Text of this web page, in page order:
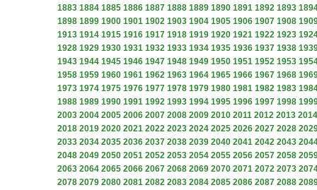
1883 1884 1885 1886 1887 1888 1889 1890 1891 1892 1893
1898 1899 1900 1901 1902 1903 1904 1905 1906 1907 1908
1913 1914 1915 1916 1917 1918 1919 1920 1921 1922 1923
1928 1929 1930 1931 1932 1933 1934 1935 1936 1937 1938
1943 1944 1945 1946 1947 1948 1949 1950 1951 1952 1953
1958 1959 1960 1961 1962 1963 1964 1965 1966 1967 1968
1973 1974 1975 1976 1977 1978 1979 1980 1981 1982 1983
1988 1989 1990 1991 1992 1993 1994 1995 1996 1997 1998
2003 2004 2005 2006 2007 2008 2009 2010 2011 2012 2013 2014
2018 2019 2020 2021 2022 2023 2024 2025 2026 2027 2028
2033 2034 2035 2036 2037 2038 2039 2040 2041 2042 2043
2048 2049 2050 2051 2052 2053 2054 2055 2056 2057 2058
2063 2064 2065 2066 2067 2068 2069 2070 2071 2072 2073
2078 2079 2080 2081 2082 2083 2084 2085 2086 2087 2088